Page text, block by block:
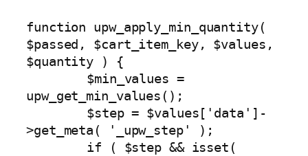
function upw_apply_min_quantity(
$passed, $cart_item_key, $values,
$quantity ) {
upw_get_min_values();
>get_meta( '_upw_step' );